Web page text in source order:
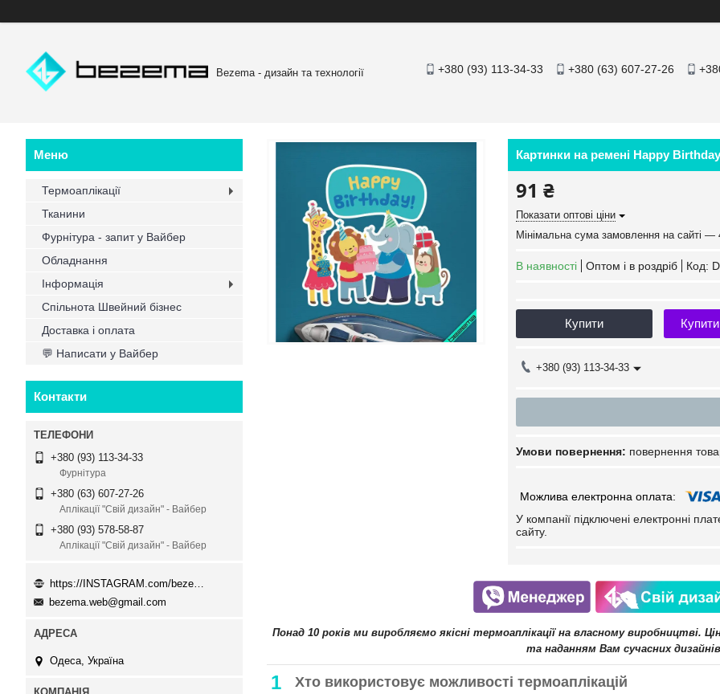
Bezema - дизайн та технології +380 (93) 113-34-33 +380 (63) 607-27-26
Картинки на ремені Happy
91 ₴
Показати оптові ціни
Мінімальна сума замовлення на сайті —
В наявності Оптом і в роздріб Код:
Купити
+380 (93) 113-34-33
повернення
У компанії підключені електронні
сайту.
Понад 10 років ми виробляємо якісні термоаплікації на власному виробництві.
та наданням Вам сучасних
1 Хто використовує можливості термоаплікацій
Термоаплікації
Тканини
Фурнітура - запит у Вайбер
Обладнання
Інформація
Спільнота Швейний бізнес
Доставка і оплата
💬 Написати у Вайбер
Контакти
+380 (93) 113-34-33
Фурнітура
+380 (63) 607-27-26
Аплікації "Свій дизайн" - Вайбер
+380 (93) 578-58-87
Аплікації "Свій дизайн" - Вайбер
bezema.web@gmail.com
Одеса, Україна